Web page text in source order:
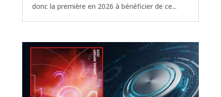
donc la première en 2026 à bénéficier de ce...